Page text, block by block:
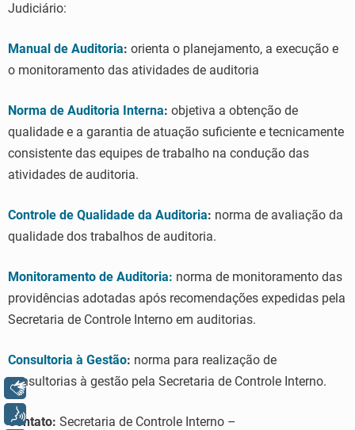
Judiciário:
Manual de Auditoria: orienta o planejamento, a execução e
o monitoramento das atividades de auditoria
Norma de Auditoria Interna: objetiva a obtenção de
qualidade e a garantia de atuação suficiente e tecnicamente
consistente das equipes de trabalho na condução das
atividades de auditoria.
Controle de Qualidade da Auditoria: norma de avaliação da
qualidade dos trabalhos de auditoria.
Monitoramento de Auditoria: norma de monitoramento das
providências adotadas após recomendações expedidas pela
Secretaria de Controle Interno em auditorias.
Consultoria à Gestão: norma para realização de
consultorias à gestão pela Secretaria de Controle Interno.
Contato: Secretaria de Controle Interno –
Libras
Voz